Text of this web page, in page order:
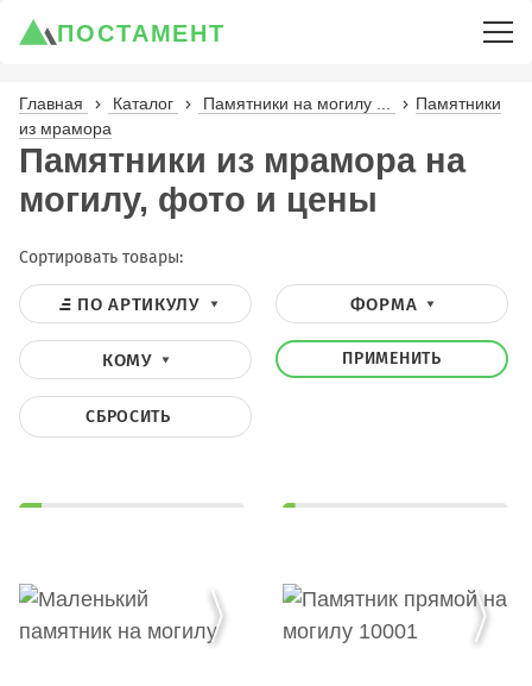
ПОСТАМЕНТ
Главная Каталог Памятники на могилу ...
Памятники
из мрамора
Памятники из мрамора на
могилу, фото и цены
Сортировать товары:
ПО АРТИКУЛУ ФОРМА
КОМУ ПРИМЕНИТЬ
СБРОСИТЬ